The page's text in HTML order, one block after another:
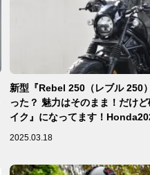
新型『Rebel 250（レブル 250
った？ 魅力はそのまま！だけ
イク』になってます！
2025.03.18